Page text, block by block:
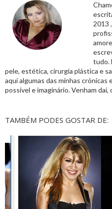
2013
tudo.
pele, estética, cirurgia plástica e
aqui algumas das minhas
possível e imaginário. Venham
TAMBÉM PODES GOSTAR DE: